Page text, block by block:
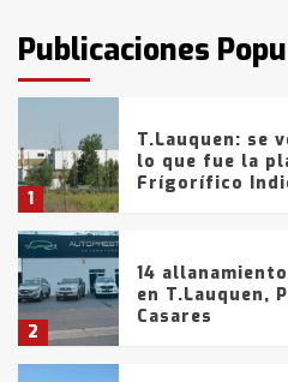
Publicaciones
fueron
tarde del sábado
1
T.Lauquen: se
lo que fue la
Frígorífico
2
14
en T.Lauquen,
Casares